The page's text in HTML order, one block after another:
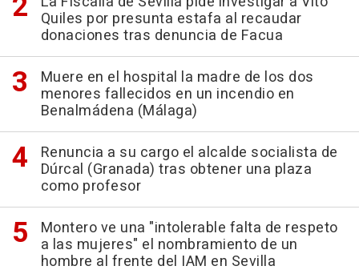
Quiles por presunta estafa al recaudar
donaciones tras denuncia de Facua
Muere en el hospital la madre de los dos
menores fallecidos en un incendio en
Benalmádena (Málaga)
Renuncia a su cargo el alcalde socialista de
Dúrcal (Granada) tras obtener una plaza
como profesor
Montero ve una "intolerable falta de respeto
a las mujeres" el nombramiento de un
hombre al frente del IAM en Sevilla